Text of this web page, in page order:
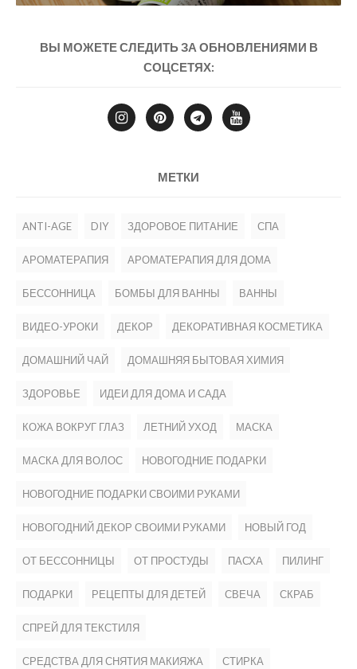
ВЫ МОЖЕТЕ СЛЕДИТЬ ЗА ОБНОВЛЕНИЯМИ В
СОЦСЕТЯХ:
МЕТКИ
ANTI-AGE DIY ЗДОРОВОЕ ПИТАНИЕ СПА
АРОМАТЕРАПИЯ АРОМАТЕРАПИЯ ДЛЯ ДОМА
БЕССОННИЦА БОМБЫ ДЛЯ ВАННЫ ВАННЫ
ВИДЕО-УРОКИ ДЕКОР ДЕКОРАТИВНАЯ КОСМЕТИКА
ДОМАШНИЙ ЧАЙ ДОМАШНЯЯ БЫТОВАЯ ХИМИЯ
ЗДОРОВЬЕ ИДЕИ ДЛЯ ДОМА И САДА
КОЖА ВОКРУГ ГЛАЗ ЛЕТНИЙ УХОД МАСКА
МАСКА ДЛЯ ВОЛОС НОВОГОДНИЕ ПОДАРКИ
НОВОГОДНИЕ ПОДАРКИ СВОИМИ РУКАМИ
НОВОГОДНИЙ ДЕКОР СВОИМИ РУКАМИ НОВЫЙ ГОД
ОТ БЕССОННИЦЫ ОТ ПРОСТУДЫ ПАСХА ПИЛИНГ
ПОДАРКИ РЕЦЕПТЫ ДЛЯ ДЕТЕЙ СВЕЧА СКРАБ
СПРЕЙ ДЛЯ ТЕКСТИЛЯ
СРЕДСТВА ДЛЯ СНЯТИЯ МАКИЯЖА СТИРКА